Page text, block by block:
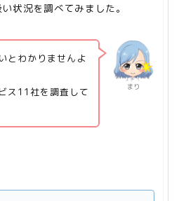
状況を調べてみました。
まり
とわかりませんよ
ス11社を調査して